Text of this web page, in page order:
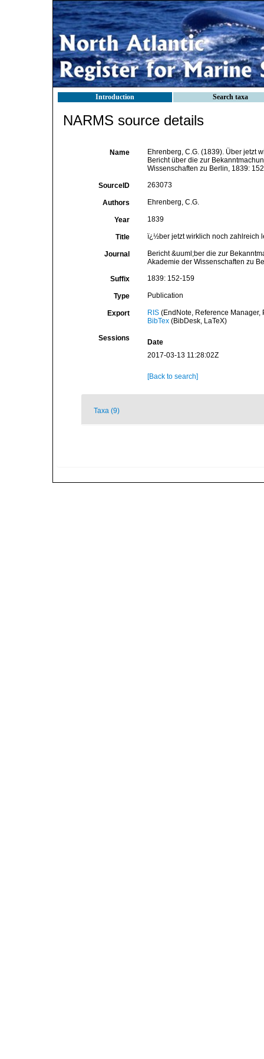
Introduction Search taxa
NARMS source details
Name
Ehrenberg, C.G. (1839). Über jetzt
Bericht über die zur
Wissenschaften zu Berlin, 1839:
SourceID 263073
Authors Ehrenberg, C.G.
Year 1839
Title ï¿½ber jetzt wirklich noch zahlreich
Journal
Bericht &uuml;ber die zur
Akademie der Wissenschaften zu
Suffix 1839: 152-159
Type Publication
Export RIS(EndNote, Reference Manager,
BibTex(BibDesk, LaTeX)
Sessions
Date
2017-03-13 11:28:02Z
[Back to search]
Taxa (9)